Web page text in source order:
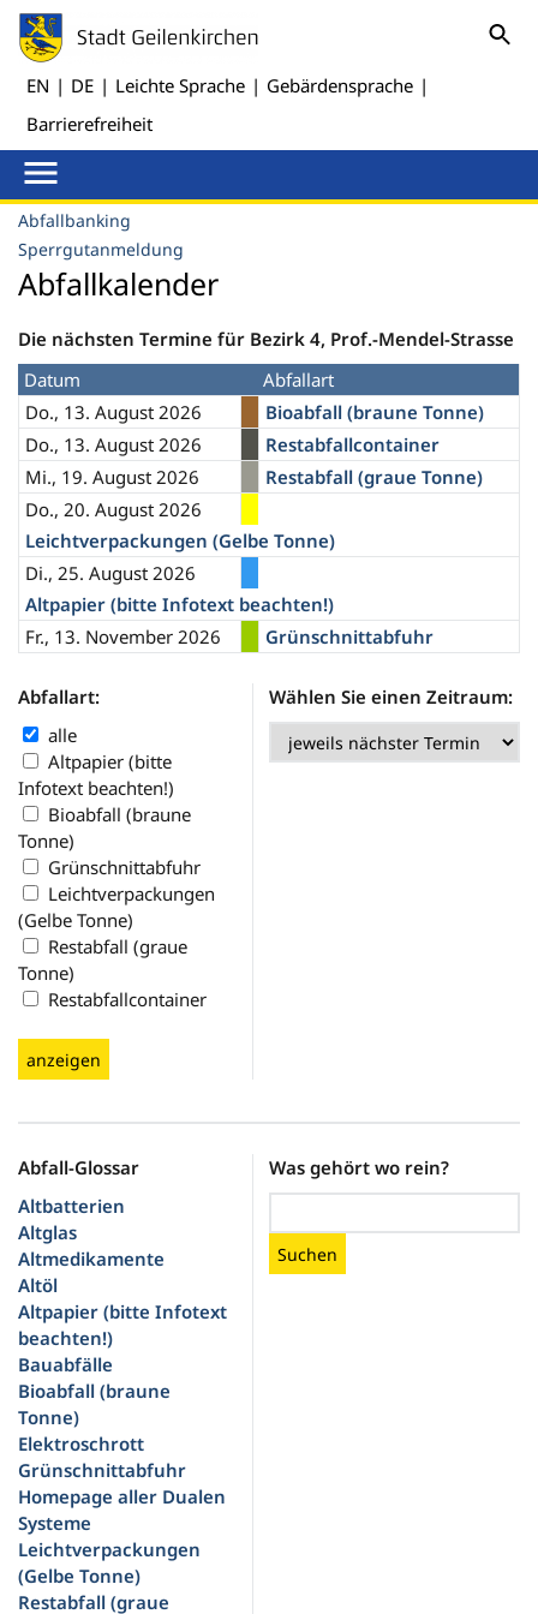
EN | DE | Leichte Sprache | Gebärdensprache |
Barrierefreiheit
Abfallbanking
Sperrgutanmeldung
Abfallkalender
Die nächsten Termine für Bezirk 4, Prof.-Mendel-Strasse
Datum
Abfallart
Do., 13. August 2026
Bioabfall (braune Tonne)
Do., 13. August 2026
Restabfallcontainer
Mi., 19. August 2026
Restabfall (graue Tonne)
Do., 20. August 2026
Leichtverpackungen (Gelbe Tonne)
Di., 25. August 2026
Altpapier (bitte Infotext beachten!)
Fr., 13. November 2026
Grünschnittabfuhr
Abfallart:
alle
Altpapier (bitte
Infotext beachten!)
Bioabfall (braune
Tonne)
Grünschnittabfuhr
Leichtverpackungen
(Gelbe Tonne)
Restabfall (graue
Tonne)
Restabfallcontainer
anzeigen
Wählen Sie einen Zeitraum:
Abfall-Glossar
Altbatterien
Altglas
Altmedikamente
Altöl
Altpapier (bitte Infotext
beachten!)
Bauabfälle
Bioabfall (braune
Tonne)
Elektroschrott
Grünschnittabfuhr
Homepage aller Dualen
Systeme
Leichtverpackungen
(Gelbe Tonne)
Restabfall (graue
Was gehört wo rein?
Suchen